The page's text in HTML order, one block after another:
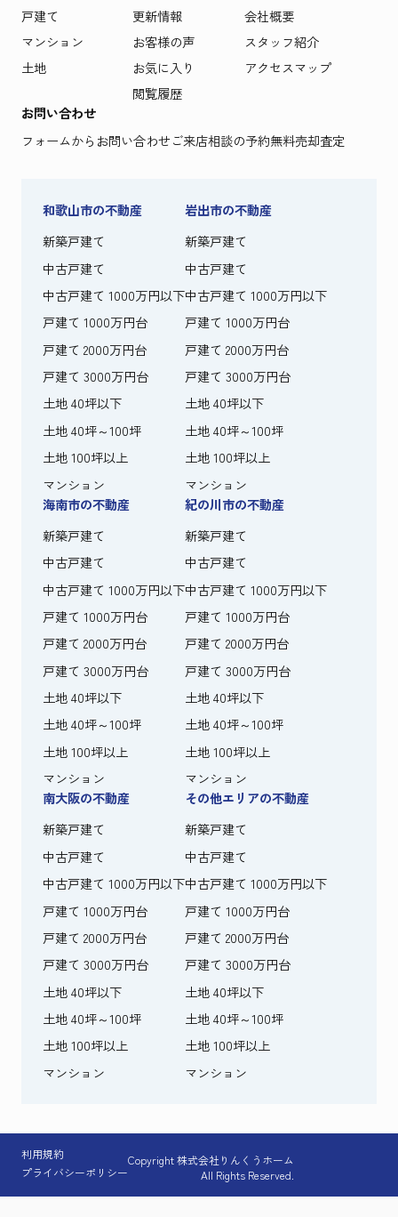
戸建て
マンション
土地
更新情報
お客様の声
お気に入り
閲覧履歴
会社概要
スタッフ紹介
アクセスマップ
お問い合わせ
フォームからお問い合わせご来店相談の予約無料売却査定
和歌山市の不動産
新築戸建て
中古戸建て
中古戸建て 1000万円以下
戸建て 1000万円台
戸建て 2000万円台
戸建て 3000万円台
土地 40坪以下
土地 40坪～100坪
土地 100坪以上
マンション
岩出市の不動産
新築戸建て
中古戸建て
中古戸建て 1000万円以下
戸建て 1000万円台
戸建て 2000万円台
戸建て 3000万円台
土地 40坪以下
土地 40坪～100坪
土地 100坪以上
マンション
海南市の不動産
新築戸建て
中古戸建て
中古戸建て 1000万円以下
戸建て 1000万円台
戸建て 2000万円台
戸建て 3000万円台
土地 40坪以下
土地 40坪～100坪
土地 100坪以上
マンション
紀の川市の不動産
新築戸建て
中古戸建て
中古戸建て 1000万円以下
戸建て 1000万円台
戸建て 2000万円台
戸建て 3000万円台
土地 40坪以下
土地 40坪～100坪
土地 100坪以上
マンション
南大阪の不動産
新築戸建て
中古戸建て
中古戸建て 1000万円以下
戸建て 1000万円台
戸建て 2000万円台
戸建て 3000万円台
土地 40坪以下
土地 40坪～100坪
土地 100坪以上
マンション
その他エリアの不動産
新築戸建て
中古戸建て
中古戸建て 1000万円以下
戸建て 1000万円台
戸建て 2000万円台
戸建て 3000万円台
土地 40坪以下
土地 40坪～100坪
土地 100坪以上
マンション
利用規約
プライバシーポリシー
Copyright 株式会社りんくうホーム
All Rights Reserved.